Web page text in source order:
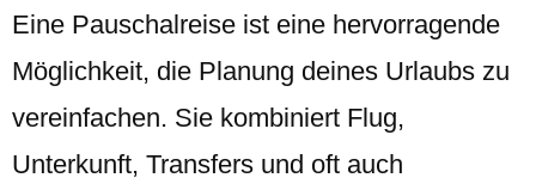
Eine Pauschalreise ist eine hervorragende
Möglichkeit, die Planung deines Urlaubs zu
vereinfachen. Sie kombiniert Flug,
Unterkunft, Transfers und oft auch